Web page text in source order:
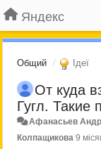
Яндекс
Общий Ідеї
От куда
Гугл.
Афанасьев
Колпащикова 9